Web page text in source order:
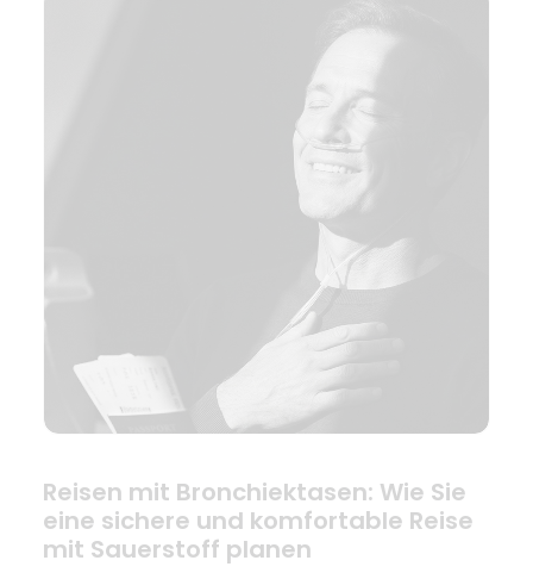
Reisen mit Bronchiektasen: Wie Sie
eine sichere und komfortable Reise
mit Sauerstoff planen